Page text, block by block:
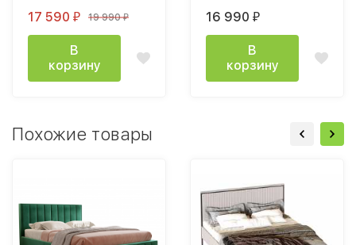
17 590 ₽ 19 990₽
В
корзину
16 990 ₽
В
корзину
Похожие товары